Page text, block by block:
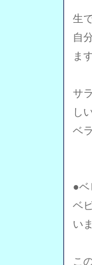
生
自
ま
サ
し
ベ
●ベ
ベ
い
こ